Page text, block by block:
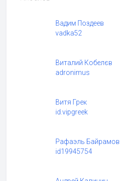
Вадим Поздеев
vadka52
Виталий Кобелєв
adronimus
Витя Грек
id.vipgreek
Рафаэль Байрамов
id19945754